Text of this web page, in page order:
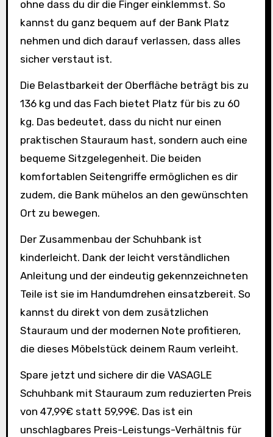
ohne dass du dir die Finger einklemmst. So
kannst du ganz bequem auf der Bank Platz
nehmen und dich darauf verlassen, dass alles
sicher verstaut ist.
Die Belastbarkeit der Oberfläche beträgt bis zu
136 kg und das Fach bietet Platz für bis zu 60
kg. Das bedeutet, dass du nicht nur einen
praktischen Stauraum hast, sondern auch eine
bequeme Sitzgelegenheit. Die beiden
komfortablen Seitengriffe ermöglichen es dir
zudem, die Bank mühelos an den gewünschten
Ort zu bewegen.
Der Zusammenbau der Schuhbank ist
kinderleicht. Dank der leicht verständlichen
Anleitung und der eindeutig gekennzeichneten
Teile ist sie im Handumdrehen einsatzbereit. So
kannst du direkt von dem zusätzlichen
Stauraum und der modernen Note profitieren,
die dieses Möbelstück deinem Raum verleiht.
Spare jetzt und sichere dir die VASAGLE
Schuhbank mit Stauraum zum reduzierten Preis
von 47,99€ statt 59,99€. Das ist ein
unschlagbares Preis-Leistungs-Verhältnis für